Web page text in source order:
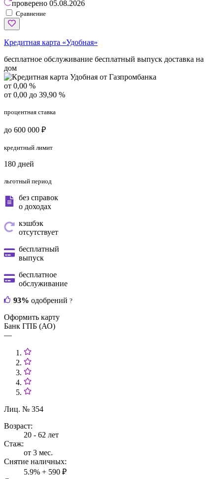
проверено 05.08.2026
Сравнение
Кредитная карта «Удобная»
бесплатное обслуживание бесплатный выпуск доставка на
дом
от 0,00 %
от 0,00 до 39,90 %
процентная ставка
до 600 000 ₽
кредитный лимит
180 дней
льготный период
без справок
о доходах
кэшбэк
отсутствует
бесплатный
выпуск
бесплатное
обслуживание
93% одобрений ?
Оформить карту
Банк ГПБ (АО)
—
Лиц. № 354
Возраст:
20 - 62 лет
Стаж:
от 3 мес.
Снятие наличных:
5.9% + 590 ₽